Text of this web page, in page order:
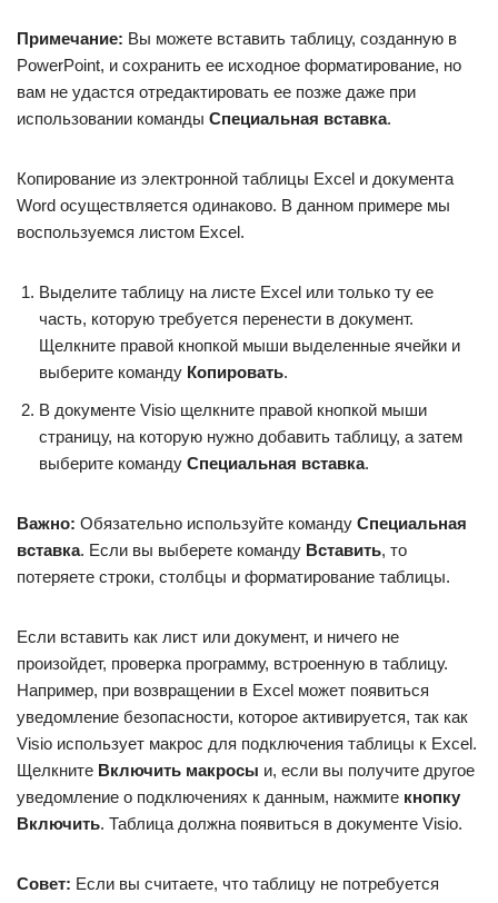
Примечание: Вы можете вставить таблицу, созданную в
PowerPoint, и сохранить ее исходное форматирование, но
вам не удастся отредактировать ее позже даже при
использовании команды Специальная вставка.
Копирование из электронной таблицы Excel и документа
Word осуществляется одинаково. В данном примере мы
воспользуемся листом Excel.
Выделите таблицу на листе Excel или только ту ее
часть, которую требуется перенести в документ.
Щелкните правой кнопкой мыши выделенные ячейки и
выберите команду Копировать.
В документе Visio щелкните правой кнопкой мыши
страницу, на которую нужно добавить таблицу, а затем
выберите команду Специальная вставка.
Важно: Обязательно используйте команду Специальная
вставка. Если вы выберете команду Вставить, то
потеряете строки, столбцы и форматирование таблицы.
Если вставить как лист или документ, и ничего не
произойдет, проверка программу, встроенную в таблицу.
Например, при возвращении в Excel может появиться
уведомление безопасности, которое активируется, так как
Visio использует макрос для подключения таблицы к Excel.
Щелкните Включить макросы и, если вы получите другое
уведомление о подключениях к данным, нажмите кнопку
Включить. Таблица должна появиться в документе Visio.
Совет: Если вы считаете, что таблицу не потребуется